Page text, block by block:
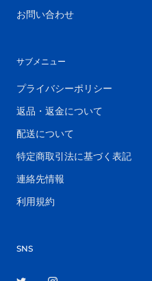
お問い合わせ
サブメニュー
プライバシーポリシー
返品・返金について
配送について
特定商取引法に基づく表記
連絡先情報
利用規約
SNS